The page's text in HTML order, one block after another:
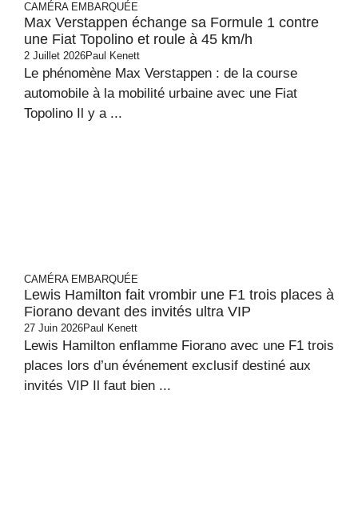
CAMÉRA EMBARQUÉE
Max Verstappen échange sa Formule 1 contre
une Fiat Topolino et roule à 45 km/h
2 Juillet 2026Paul Kenett
Le phénomène Max Verstappen : de la course
automobile à la mobilité urbaine avec une Fiat
Topolino Il y a ...
CAMÉRA EMBARQUÉE
Lewis Hamilton fait vrombir une F1 trois places à
Fiorano devant des invités ultra VIP
27 Juin 2026Paul Kenett
Lewis Hamilton enflamme Fiorano avec une F1 trois
places lors d’un événement exclusif destiné aux
invités VIP Il faut bien ...